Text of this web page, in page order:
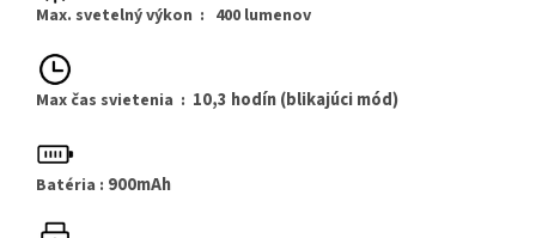
Max. svetelný výkon : 400 lumenov
Max čas svietenia : 10,3 hodín (blikajúci mód)
Batéria : 900mAh